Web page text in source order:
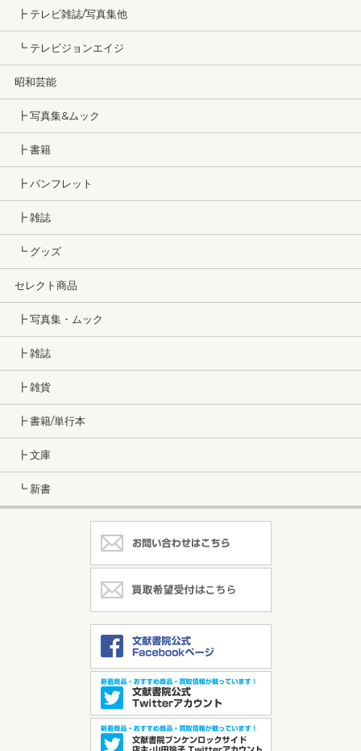
┣ テレビ雑誌/写真集他
┗ テレビジョンエイジ
昭和芸能
┣ 写真集&ムック
┣ 書籍
┣ パンフレット
┣ 雑誌
┗ グッズ
セレクト商品
┣ 写真集・ムック
┣ 雑誌
┣ 雑貨
┣ 書籍/単行本
┣ 文庫
┗ 新書